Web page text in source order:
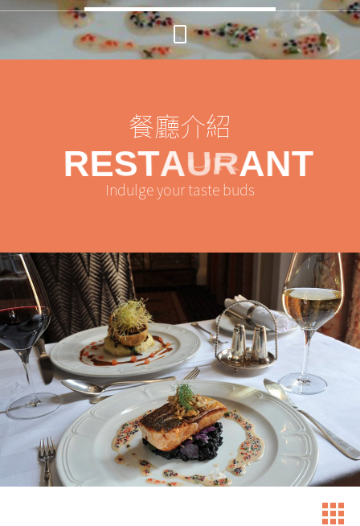
餐廳介紹
RESTAURANT
Indulge your taste buds